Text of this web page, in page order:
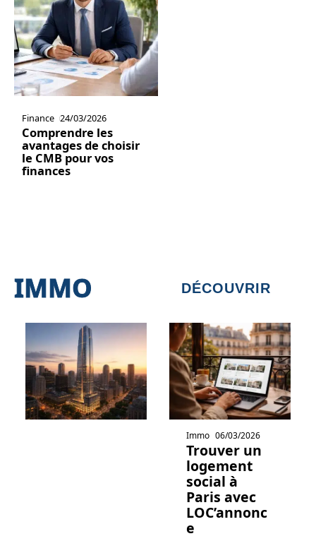
Finance 24/03/2026
Comprendre les
avantages de choisir
le CMB pour vos
finances
IMMO DÉCOUVRIR
Immo 06/03/2026
Trouver un
logement
social à
Paris avec
LOC’annonc
e